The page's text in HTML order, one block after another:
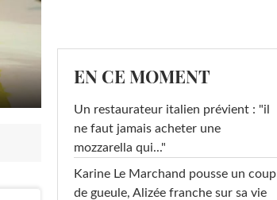
EN CE MOMENT
Un restaurateur italien prévient : "il
ne faut jamais acheter une
mozzarella qui..."
Karine Le Marchand pousse un coup
de gueule, Alizée franche sur sa vie